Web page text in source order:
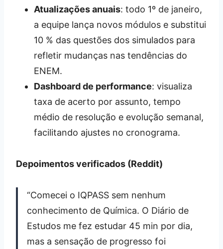
Atualizações anuais: todo 1º de janeiro,
a equipe lança novos módulos e substitui
10 % das questões dos simulados para
refletir mudanças nas tendências do
ENEM.
Dashboard de performance: visualiza
taxa de acerto por assunto, tempo
médio de resolução e evolução semanal,
facilitando ajustes no cronograma.
Depoimentos verificados (Reddit)
“Comecei o IQPASS sem nenhum
conhecimento de Química. O Diário de
Estudos me fez estudar 45 min por dia,
mas a sensação de progresso foi